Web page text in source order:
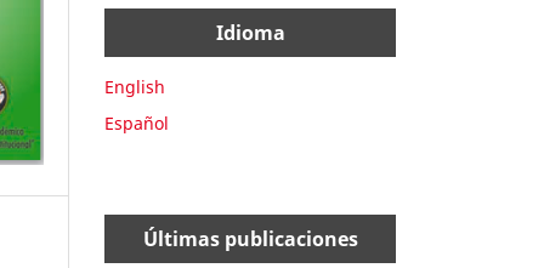
Idioma
English
Español
Últimas publicaciones